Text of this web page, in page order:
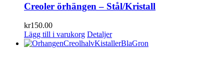
Creoler örhängen – Stål/Kristall
kr150.00
Lägg till i varukorg Detaljer